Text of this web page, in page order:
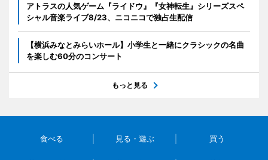
アトラスの人気ゲーム『ライドウ』『女神転生』シリーズスペ
シャル音楽ライブ8/23、ニコニコで独占生配信
【横浜みなとみらいホール】小学生と一緒にクラシックの名曲
を楽しむ60分のコンサート
もっと見る
食べる 見る・遊ぶ 買う